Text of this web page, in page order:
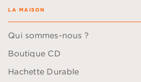
LA MAISON
Qui sommes-nous ?
Boutique CD
Hachette Durable